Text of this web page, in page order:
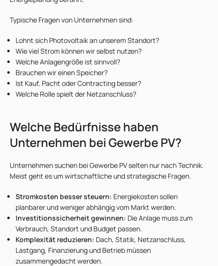
Typische Fragen von Unternehmen sind:
Lohnt sich Photovoltaik an unserem Standort?
Wie viel Strom können wir selbst nutzen?
Welche Anlagengröße ist sinnvoll?
Brauchen wir einen Speicher?
Ist Kauf, Pacht oder Contracting besser?
Welche Rolle spielt der Netzanschluss?
Welche Bedürfnisse haben
Unternehmen bei Gewerbe PV?
Unternehmen suchen bei Gewerbe PV selten nur nach Technik.
Meist geht es um wirtschaftliche und strategische Fragen.
Stromkosten besser steuern: Energiekosten sollen
planbarer und weniger abhängig vom Markt werden.
Investitionssicherheit gewinnen: Die Anlage muss zum
Verbrauch, Standort und Budget passen.
Komplexität reduzieren: Dach, Statik, Netzanschluss,
Lastgang, Finanzierung und Betrieb müssen
zusammengedacht werden.